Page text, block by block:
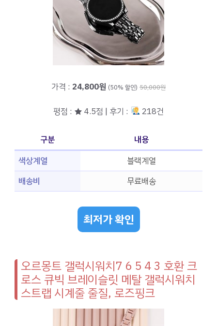
가격 : 24,800원 (50% 할인) 50,000원
평점 : ★ 4.5점 | 후기 : 218건
구분
내용
색상계열
블랙계열
배송비
무료배송
최저가 확인
오르몽트 갤럭시워치7 6 5 4 3 호환 크
로스 큐빅 브레이슬릿 메탈 갤럭시워치
스트랩 시계줄 줄질, 로즈핑크